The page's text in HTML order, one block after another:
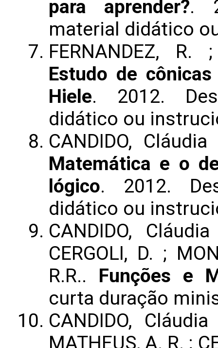
para aprender?.
material didático
FERNANDEZ, R.
Estudo de
Hiele. 2012.
didático ou
CANDIDO,
Matemática e o
lógico. 2012.
didático ou
CANDIDO,
CERGOLI, D. ;
R.R.. Funções e
curta duração
CANDIDO,
MATHEUS, A. R. ;